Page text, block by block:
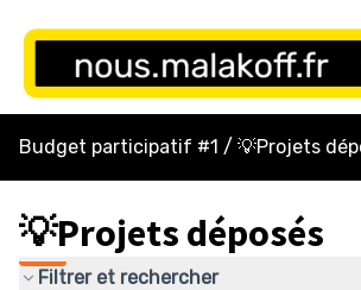
Budget participatif #1 / 💡Projets
💡Projets déposés
Filtrer et rechercher